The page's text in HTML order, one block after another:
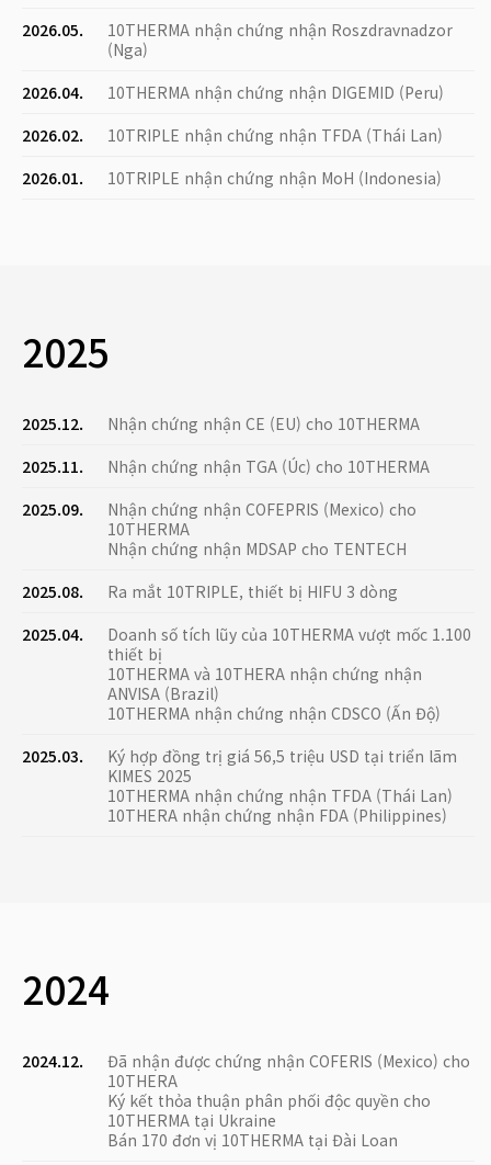
2026.05.
10THERMA nhận chứng nhận Roszdravnadzor
(Nga)
2026.04.
10THERMA nhận chứng nhận DIGEMID (Peru)
2026.02.
10TRIPLE nhận chứng nhận TFDA (Thái Lan)
2026.01.
10TRIPLE nhận chứng nhận MoH (Indonesia)
2025
2025.12.
Nhận chứng nhận CE (EU) cho 10THERMA
2025.11.
Nhận chứng nhận TGA (Úc) cho 10THERMA
2025.09.
Nhận chứng nhận COFEPRIS (Mexico) cho
10THERMA
Nhận chứng nhận MDSAP cho TENTECH
2025.08.
Ra mắt 10TRIPLE, thiết bị HIFU 3 dòng
2025.04.
Doanh số tích lũy của 10THERMA vượt mốc 1.100
thiết bị
10THERMA và 10THERA nhận chứng nhận
ANVISA (Brazil)
10THERMA nhận chứng nhận CDSCO (Ấn Độ)
2025.03.
Ký hợp đồng trị giá 56,5 triệu USD tại triển lãm
KIMES 2025
10THERMA nhận chứng nhận TFDA (Thái Lan)
10THERA nhận chứng nhận FDA (Philippines)
2024
2024.12.
Đã nhận được chứng nhận COFERIS (Mexico) cho
10THERA
Ký kết thỏa thuận phân phối độc quyền cho
10THERMA tại Ukraine
Bán 170 đơn vị 10THERMA tại Đài Loan